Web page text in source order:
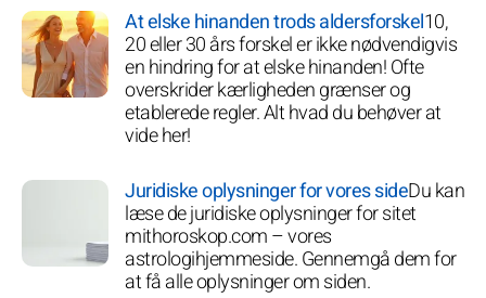
At elske hinanden trods aldersforskel10,
20 eller 30 års forskel er ikke nødvendigvis
en hindring for at elske hinanden! Ofte
overskrider kærligheden grænser og
etablerede regler. Alt hvad du behøver at
vide her!
Juridiske oplysninger for vores sideDu kan
læse de juridiske oplysninger for sitet
mithoroskop.com – vores
astrologihjemmeside. Gennemgå dem for
at få alle oplysninger om siden.